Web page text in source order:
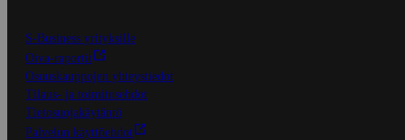
S-Business yrityksille
Oiva-raportit
Osuuskauppojen yhteystiedot
Tilaus- ja toimitusehdot
Tietosuojakäytäntö
Palvelun käyttöehdot